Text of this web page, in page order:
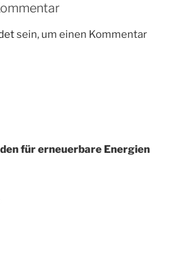
sein, um einen Kommentar
für erneuerbare Energien